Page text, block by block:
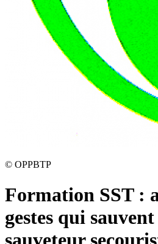
© OPPBTP
Formation SST :
gestes qui